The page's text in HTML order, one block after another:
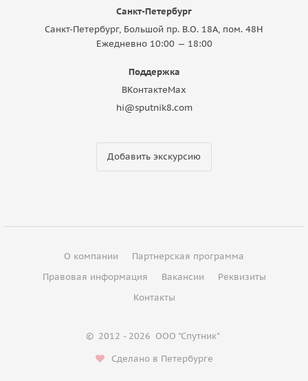
Санкт-Петербург
Санкт-Петербург, Большой пр. В.О. 18A, пом. 48Н
Ежедневно 10:00 — 18:00
Поддержка
ВКонтактеMax
hi@sputnik8.com
Добавить экскурсию
О компании
Партнерская программа
Правовая информация
Вакансии
Реквизиты
Контакты
© 2012 - 2026 ООО "Спутник"
Сделано в Петербурге